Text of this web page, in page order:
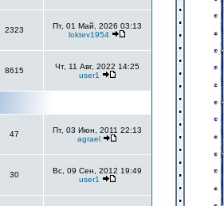
2323
Пт, 01 Май, 2026 03:13
loktev1954
8615
Чт, 11 Авг, 2022 14:25
user1
47
Пт, 03 Июн, 2011 22:13
agrael
30
Вс, 09 Сен, 2012 19:49
user1